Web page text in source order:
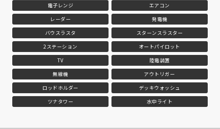
電子レンジ
エアコン
レーダー
発電機
バウスラスタ
スターンスラスター
2ステーション
オートパイロット
TV
陸電装置
無線機
アウトリガー
ロッドホルダー
デッキウォッシュ
ツナタワー
水中ライト